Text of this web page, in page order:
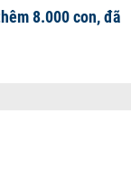
8.000 con, đã